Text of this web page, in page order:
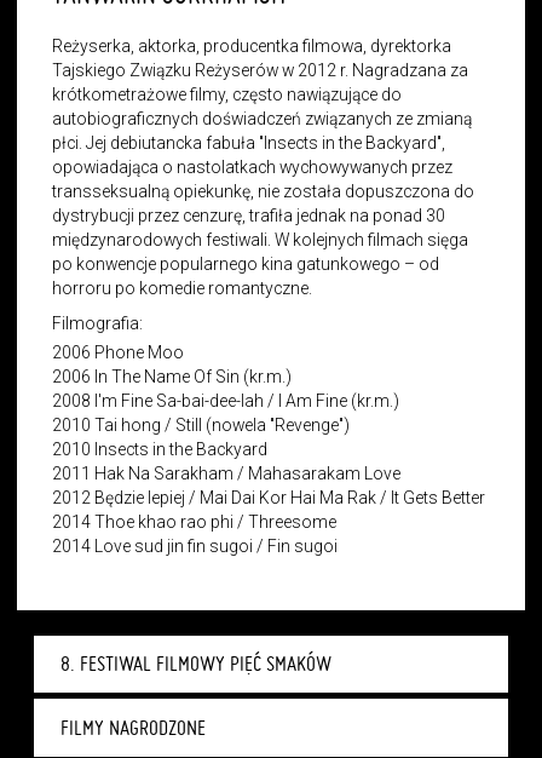
8. FESTIWAL FILMOWY PIĘĆ SMAKÓW
FILMY NAGRODZONE
Reżyserka, aktorka, producentka filmowa, dyrektorka
Tajskiego Związku Reżyserów w 2012 r. Nagradzana za
krótkometrażowe filmy, często nawiązujące do
autobiograficznych doświadczeń związanych ze zmianą
płci. Jej debiutancka fabuła "Insects in the Backyard",
opowiadająca o nastolatkach wychowywanych przez
transseksualną opiekunkę, nie została dopuszczona do
dystrybucji przez cenzurę, trafiła jednak na ponad 30
międzynarodowych festiwali. W kolejnych filmach sięga
po konwencje popularnego kina gatunkowego – od
horroru po komedie romantyczne.
Filmografia:
2006 Phone Moo
2006 In The Name Of Sin (kr.m.)
2008 I'm Fine Sa-bai-dee-lah / I Am Fine (kr.m.)
2010Tai hong / Still (nowela "Revenge")
2010 Insects in the Backyard
2011 Hak Na Sarakham / Mahasarakam Love
2012 Będzie lepiej / Mai Dai Kor Hai Ma Rak / It Gets Better
2014 Thoe khao rao phi / Threesome
2014
Love sud jin fin sugoi / Fin sugoi